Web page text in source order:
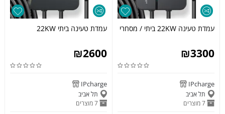
עמדת טעינה 22KW ביתי / מסחרי
₪3300
IPcharge
תל אביב
7 מוצרים
עמדת טעינה ביתי 22KW
₪2600
IPcharge
תל אביב
7 מוצרים